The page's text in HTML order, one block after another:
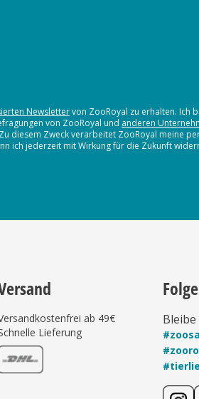
Newslettervon ZooRoyal zu erhalten. Ich
von ZooRoyal und anderen
diesem Zweck verarbeitet ZooRoyal meine
ich jederzeit mit Wirkung für die Zukunft
ab 49€
Lieferung